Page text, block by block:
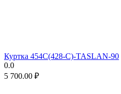
Куртка 454C(428-C)-TASLAN-90
0.0
5 700.00 ₽